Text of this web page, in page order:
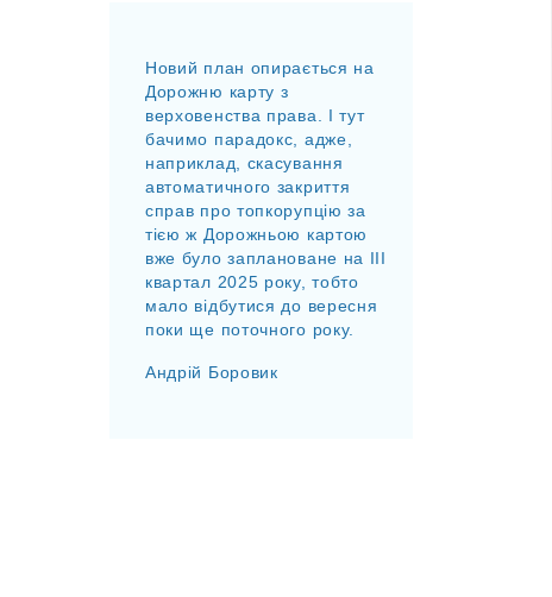
Новий план опирається на
Дорожню карту з
верховенства права. І тут
бачимо парадокс, адже,
наприклад, скасування
автоматичного закриття
справ про топкорупцію за
тією ж Дорожньою картою
вже було заплановане на IIІ
квартал 2025 року, тобто
мало відбутися до вересня
поки ще поточного року.
Андрій Боровик